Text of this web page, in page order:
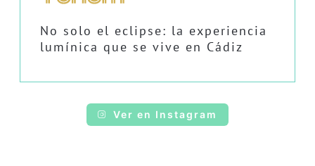
No solo el eclipse: la experiencia
lumínica que se vive en Cádiz
Ver en Instagram